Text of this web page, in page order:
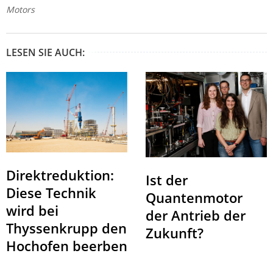
Motors
LESEN SIE AUCH:
Direktreduktion:
Diese Technik
wird bei
Thyssenkrupp den
Hochofen beerben
Ist der
Quantenmotor
der Antrieb der
Zukunft?